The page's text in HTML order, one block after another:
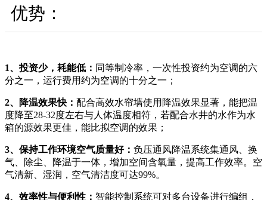
优势：
1、投资少，耗能低： 同等制冷率，一次性投资约为空调的六
分之一，运行费用约为空调的十分之一；
2、降温效果快： 配合高效水帘墙使用降温效果显著，能把温
度降至28-32度左右与人体温度相符，若配合水井的水作为水
箱的源效果更佳，能比拟空调的效果；
3、保持工作环境空气质量好： 负压通风降温系统集通风、换
气、除尘、降温于一体，增加空间含氧量，提高工作效率。空
气清新、湿润，空气清洁度可达99%。
4、效率性与便利性： 智能控制系统可对多台设备进行编组，